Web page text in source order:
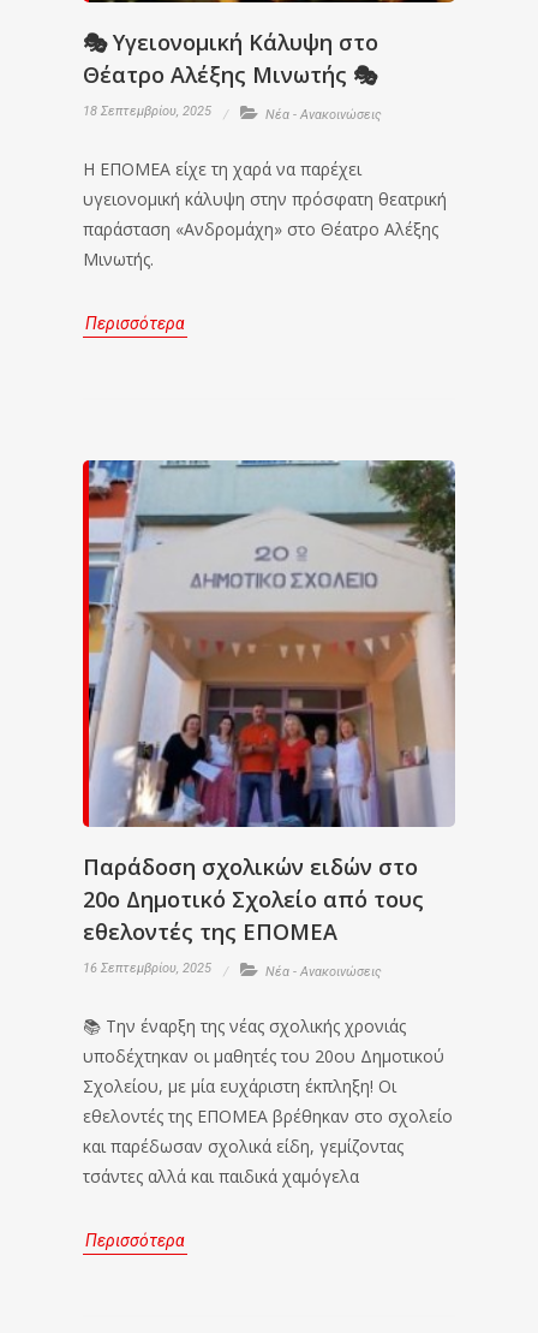
🎭 Υγειονομική Κάλυψη στο
Θέατρο Αλέξης Μινωτής 🎭
18 Σεπτεμβρίου, 2025 Νέα - Ανακοινώσεις
Η ΕΠΟΜΕΑ είχε τη χαρά να παρέχει
υγειονομική κάλυψη στην πρόσφατη θεατρική
παράσταση «Ανδρομάχη» στο Θέατρο Αλέξης
Μινωτής.
Περισσότερα
Παράδοση σχολικών ειδών στο
20ο Δημοτικό Σχολείο από τους
εθελοντές της ΕΠΟΜΕΑ
16 Σεπτεμβρίου, 2025 Νέα - Ανακοινώσεις
📚 Την έναρξη της νέας σχολικής χρονιάς
υποδέχτηκαν οι μαθητές του 20ου Δημοτικού
Σχολείου, με μία ευχάριστη έκπληξη! Οι
εθελοντές της ΕΠΟΜΕΑ βρέθηκαν στο σχολείο
και παρέδωσαν σχολικά είδη, γεμίζοντας
τσάντες αλλά και παιδικά χαμόγελα
Περισσότερα